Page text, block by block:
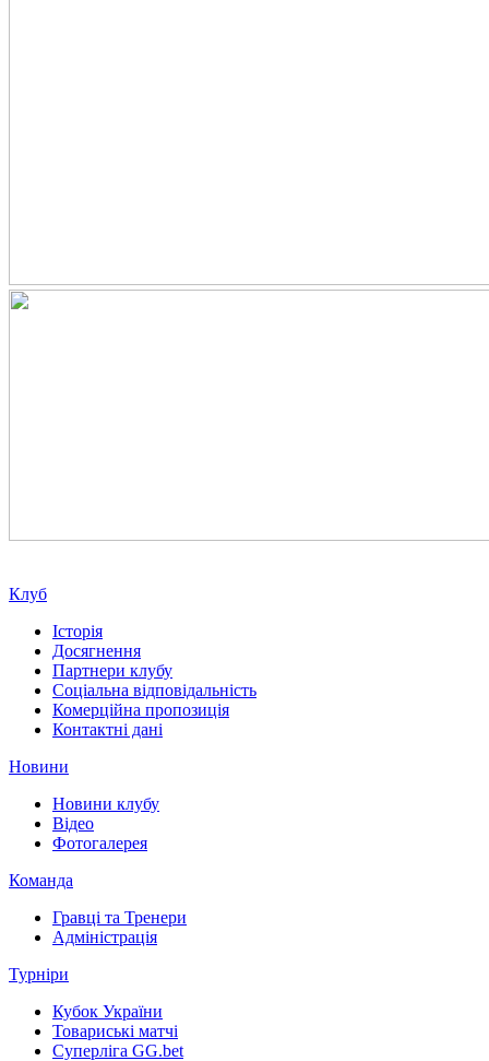
Клуб
Історія
Досягнення
Партнери клубу
Соціальна відповідальність
Комерційна пропозиція
Контактні дані
Новини
Новини клубу
Відео
Фотогалерея
Команда
Гравці та Тренери
Адміністрація
Турніри
Кубок України
Товариські матчі
Суперліга GG.bet